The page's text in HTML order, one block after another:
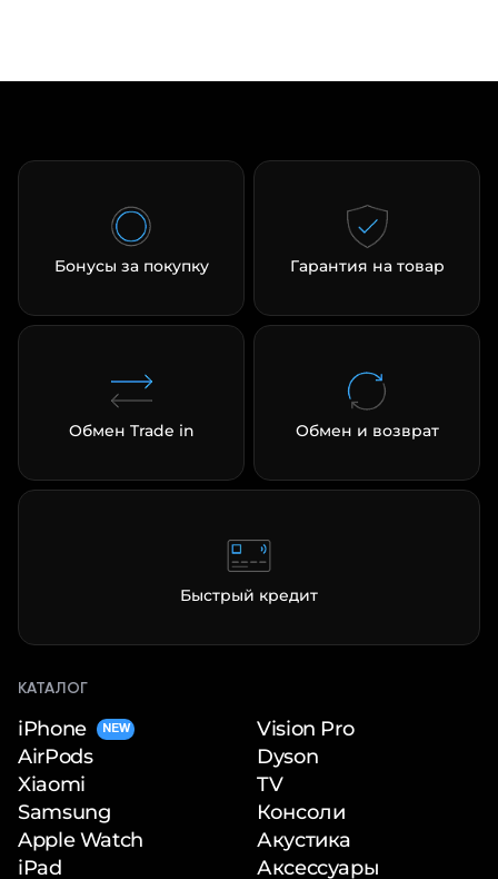
Бонусы за покупку Гарантия на товар
Обмен Trade in Обмен и возврат
Быстрый кредит
КАТАЛОГ
iPhone NEW
AirPods
Xiaomi
Samsung
Apple Watch
iPad
Vision Pro
Dyson
TV
Консоли
Акустика
Аксессуары